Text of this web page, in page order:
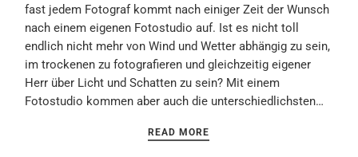
fast jedem Fotograf kommt nach einiger Zeit der Wunsch
nach einem eigenen Fotostudio auf. Ist es nicht toll
endlich nicht mehr von Wind und Wetter abhängig zu sein,
im trockenen zu fotografieren und gleichzeitig eigener
Herr über Licht und Schatten zu sein? Mit einem
Fotostudio kommen aber auch die unterschiedlichsten…
READ MORE